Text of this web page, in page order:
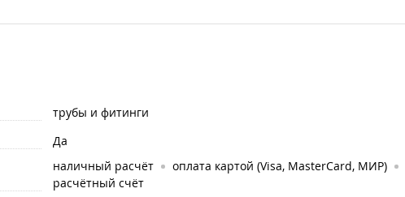
трубы и фитинги
Да
наличный расчёт оплата картой (Visa, MasterCard, МИР)
расчётный счёт